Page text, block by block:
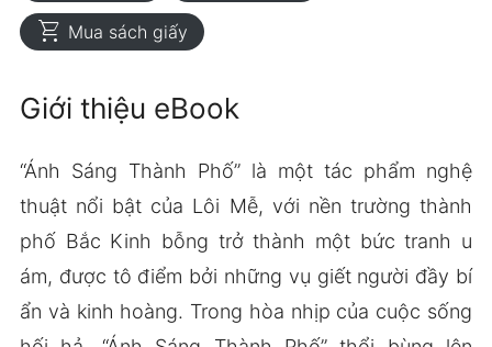
shopping_cart Mua sách giấy
Giới thiệu eBook
“Ánh Sáng Thành Phố” là một tác phẩm nghệ
thuật nổi bật của Lôi Mễ, với nền trường thành
phố Bắc Kinh bỗng trở thành một bức tranh u
ám, được tô điểm bởi những vụ giết người đầy bí
ẩn và kinh hoàng. Trong hòa nhịp của cuộc sống